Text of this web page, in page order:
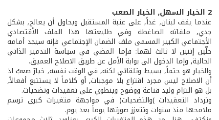
2­ الخيار السهل, الخيار الصعب
عندما يقف لبنان, غداً, على عتبة المستقبل ويحاول أن يعالج, بشكل
جدي, ملفاته الضاغطة وفي طليعتها هذا الملف الأقتصادي
الأجتماعي الكبير المسمى ملف الضمان الإجتماعي فإنه سيجد أمامه
حلّين إثنين لا ثالث لهما: فإما المضي في سياسة التدمير الذاتي
الحالية, وإما الدخول الى بوابة الأمل عن طريق الاصلاح العميق.
والخيار هو حتماً, بسيط وتلقائي لكنه, في الوقت نفسه, خيارٌ صعبٌ اذ
أن الاصلاح ليس مجرد اقتراع بلا موجبات, أو كلاماً لا يستتبع أفعالاً,
بل هو التزام وليد قناعة ووضوح وينطوي على تعقيدات وتضحيات.
وتزداد التعقيدات )والتضحيات( في مواجهة متغيرات كبرى ترسم
ملامحها منذ سنوات وتتعزز صورتها يوماً بعد يوم.